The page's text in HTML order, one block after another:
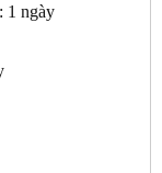
1 ngày